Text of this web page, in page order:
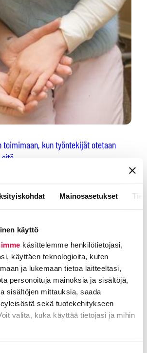
Mainosasetukset
käyttö
käsittelemme henkilötietojasi,
käyttäen teknologioita, kuten
ja lukemaan tietoa laitteeltasi,
personoituja mainoksia ja sisältöjä,
sisältöjen mittauksia, saada
sekä tuotekehitykseen
valita, kuka käyttää tietojasi ja mihin
toimimaan, kun työntekijät otetaan
sitä
julkisen terveydenhuollon
epätasa-arvo